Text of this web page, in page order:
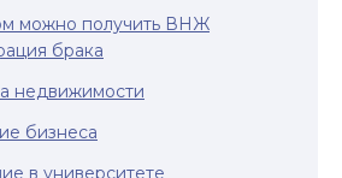
можно получить ВНЖ
брака
недвижимости
бизнеса
в университете